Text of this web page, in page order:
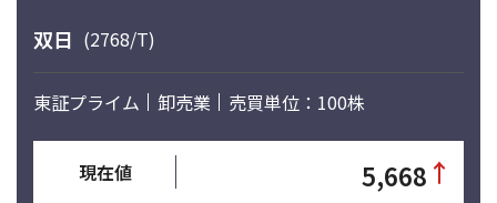
双日 (2768/T)
東証プライム 卸売業 売買単位：100株
現在値 5,668 ↑